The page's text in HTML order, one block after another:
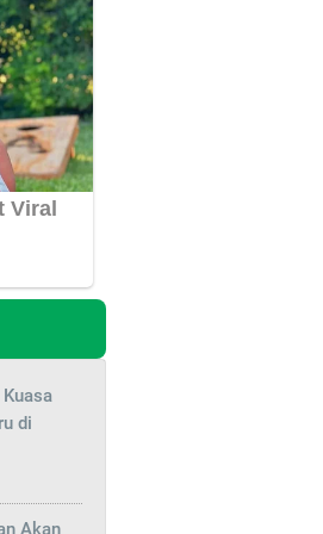
di
Akan